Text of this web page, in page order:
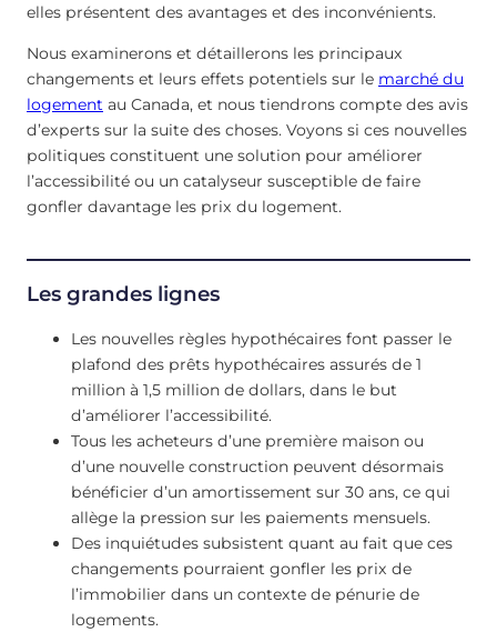
elles présentent des avantages et des inconvénients.
Nous examinerons et détaillerons les principaux
changements et leurs effets potentiels sur le marché du
logement au Canada, et nous tiendrons compte des avis
d’experts sur la suite des choses. Voyons si ces nouvelles
politiques constituent une solution pour améliorer
l’accessibilité ou un catalyseur susceptible de faire
gonfler davantage les prix du logement.
Les grandes lignes
Les nouvelles règles hypothécaires font passer le
plafond des prêts hypothécaires assurés de 1
million à 1,5 million de dollars, dans le but
d’améliorer l’accessibilité.
Tous les acheteurs d’une première maison ou
d’une nouvelle construction peuvent désormais
bénéficier d’un amortissement sur 30 ans, ce qui
allège la pression sur les paiements mensuels.
Des inquiétudes subsistent quant au fait que ces
changements pourraient gonfler les prix de
l’immobilier dans un contexte de pénurie de
logements.